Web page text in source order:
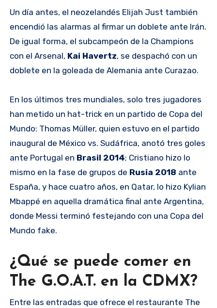
Un día antes, el neozelandés Elijah Just también
encendió las alarmas al firmar un doblete ante Irán.
De igual forma, el subcampeón de la Champions
con el Arsenal, Kai Havertz, se despachó con un
doblete en la goleada de Alemania ante Curazao.
En los últimos tres mundiales, solo tres jugadores
han metido un hat-trick en un partido de Copa del
Mundo: Thomas Müller, quien estuvo en el partido
inaugural de México vs. Sudáfrica, anotó tres goles
ante Portugal en Brasil 2014; Cristiano hizo lo
mismo en la fase de grupos de Rusia 2018 ante
España, y hace cuatro años, en Qatar, lo hizo Kylian
Mbappé en aquella dramática final ante Argentina,
donde Messi terminó festejando con una Copa del
Mundo fake.
¿Qué se puede comer en
The G.O.A.T. en la CDMX?
Entre las entradas que ofrece el restaurante The